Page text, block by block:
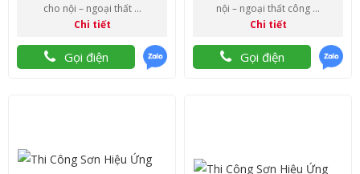
cho nội – ngoại thất ...
Chi tiết
Gọi điện
nội – ngoại thất công ...
Chi tiết
Gọi điện